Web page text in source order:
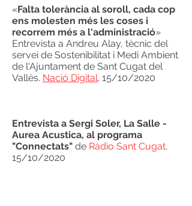
«Falta tolerància al soroll, cada cop
ens molesten més les coses i
recorrem més a l'administració»
Entrevista a Andreu Alay, tècnic del
servei de Sostenibilitat i Medi Ambient
de l'Ajuntament de Sant Cugat del
Vallès. Nació Digital. 15/10/2020
Entrevista a Sergi Soler, La Salle -
Aurea Acustica, al programa
"Connectats" de Ràdio Sant Cugat.
15/10/2020